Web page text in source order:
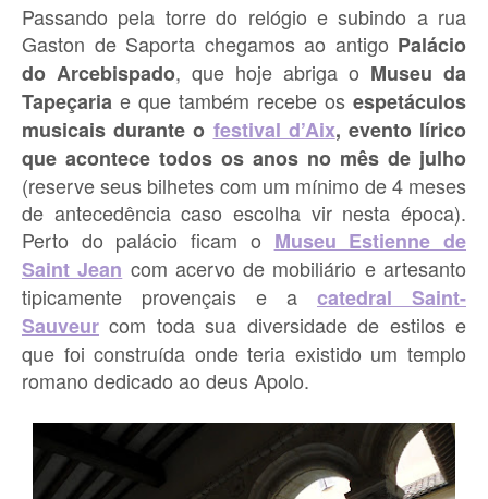
Passando pela torre do relógio e subindo a rua
Gaston de Saporta chegamos ao antigo Palácio
do Arcebispado, que hoje abriga o Museu da
Tapeçaria e que também recebe os espetáculos
musicais durante o festival d’Aix, evento lírico
que acontece todos os anos no mês de julho
(reserve seus bilhetes com um mínimo de 4 meses
de antecedência caso escolha vir nesta época).
Perto do palácio ficam o Museu Estienne de
Saint Jean com acervo de mobiliário e artesanto
tipicamente provençais e a catedral Saint-
Sauveur com toda sua diversidade de estilos e
que foi construída onde teria existido um templo
romano dedicado ao deus Apolo.